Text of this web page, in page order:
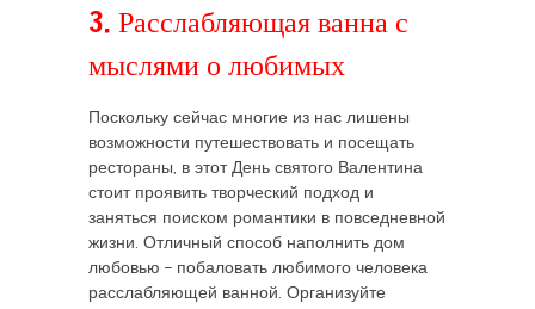
3. Расслабляющая ванна с
мыслями о любимых
Поскольку сейчас многие из нас лишены
возможности путешествовать и посещать
рестораны, в этот День святого Валентина
стоит проявить творческий подход и
заняться поиском романтики в повседневной
жизни. Отличный способ наполнить дом
любовью – побаловать любимого человека
расслабляющей ванной. Организуйте